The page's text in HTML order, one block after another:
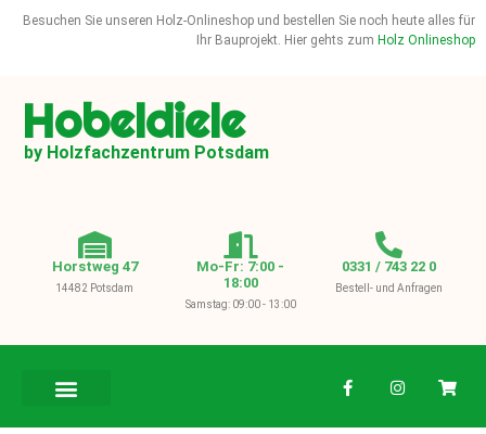
Besuchen Sie unseren Holz-Onlineshop und bestellen Sie noch heute alles für
Ihr Bauprojekt. Hier gehts zum Holz Onlineshop
Hobeldiele
by Holzfachzentrum Potsdam
Horstweg 47
14482 Potsdam
Mo-Fr: 7:00 -
18:00
Samstag: 09:00 - 13:00
0331 / 743 22 0
Bestell- und Anfragen